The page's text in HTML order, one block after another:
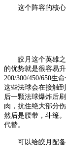
这个阵容的核
皎月这个英雄
的优势就是很容易
200/300/450/650生
这些法球会在接触
后一颗法球爆炸后
肉，抗住绝大部分
然后是腰带，斗篷
代替。
可以给皎月配